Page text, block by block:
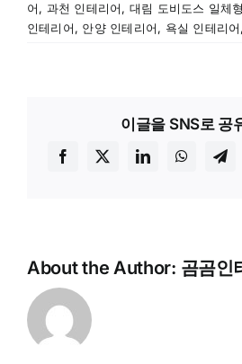
어, 과천 인테리어, 대림 도비도스 일체
인테리어, 안양 인테리어, 욕실 인테리어,
이글을 SNS로 공
Facebook
X LinkedInWhatsApp
About the Author: 곰곰인